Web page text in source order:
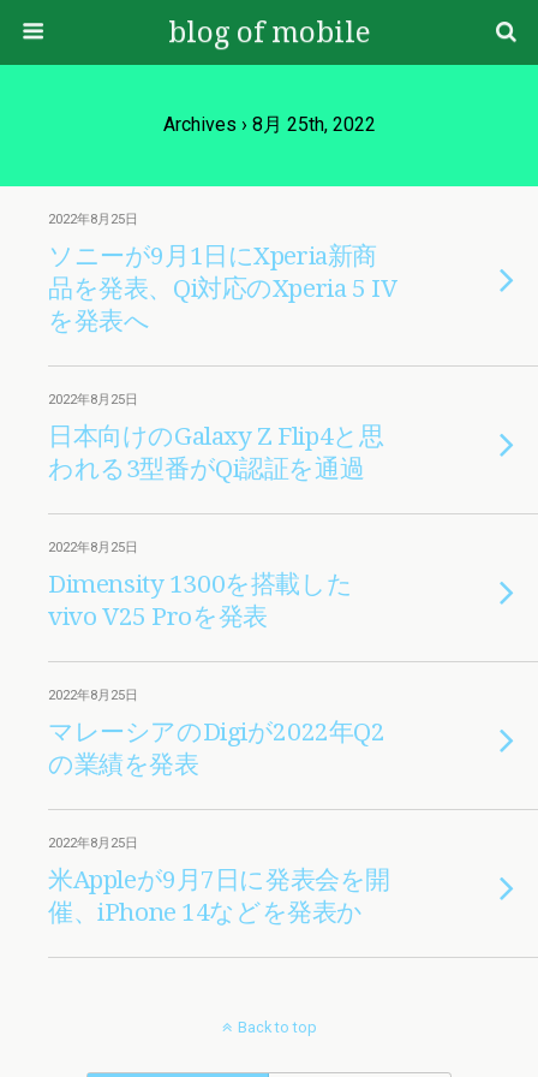
blog of mobile
Archives › 8月 25th, 2022
2022年8月25日
ソニーが9月1日にXperia新商
品を発表、Qi対応のXperia 5 IV
を発表へ
2022年8月25日
日本向けのGalaxy Z Flip4と思
われる3型番がQi認証を通過
2022年8月25日
Dimensity 1300を搭載した
vivo V25 Proを発表
2022年8月25日
マレーシアのDigiが2022年Q2
の業績を発表
2022年8月25日
米Appleが9月7日に発表会を開
催、iPhone 14などを発表か
Back to top